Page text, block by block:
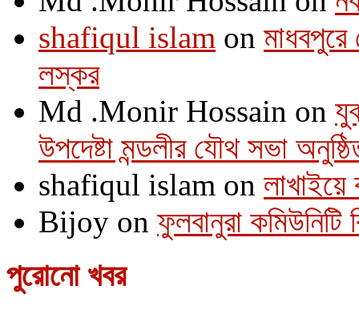
shafiqul islam on
লস্কর
Md .Monir Hossain on
উপদেষ্টা মন্ডলীর যৌথ সভা
shafiqul islam on
Bijoy on ফুলবানুরা
পুরোনো খবর